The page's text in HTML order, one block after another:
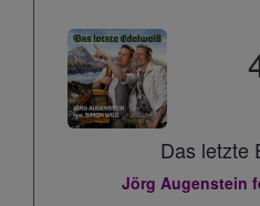
Das letzte
Jörg Augenstein